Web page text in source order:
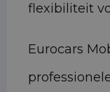
flexibiliteit
Eurocars